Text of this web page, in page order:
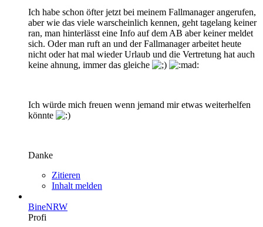
Ich habe schon öfter jetzt bei meinem Fallmanager angerufen,
aber wie das viele warscheinlich kennen, geht tagelang keiner
ran, man hinterlässt eine Info auf dem AB aber keiner meldet
sich. Oder man ruft an und der Fallmanager arbeitet heute
nicht oder hat mal wieder Urlaub und die Vertretung hat auch
keine ahnung, immer das gleiche
Ich würde mich freuen wenn jemand mir etwas weiterhelfen
könnte
Danke
Zitieren
Inhalt melden
BineNRW
Profi